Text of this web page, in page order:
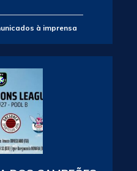
à imprensa